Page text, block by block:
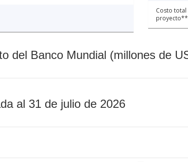
Costo total
proyecto**
del Banco Mundial (millones de
al 31 de julio de 2026